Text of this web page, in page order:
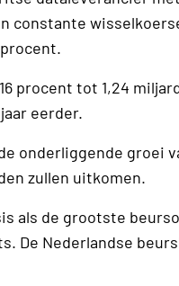
constante
procent tot 1,24
eerder.
onderliggende groei
zullen uitkomen.
als de grootste
De Nederlandse